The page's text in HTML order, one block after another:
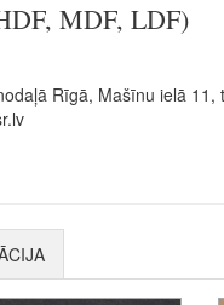
MDF, LDF)
Rīgā, Mašīnu ielā